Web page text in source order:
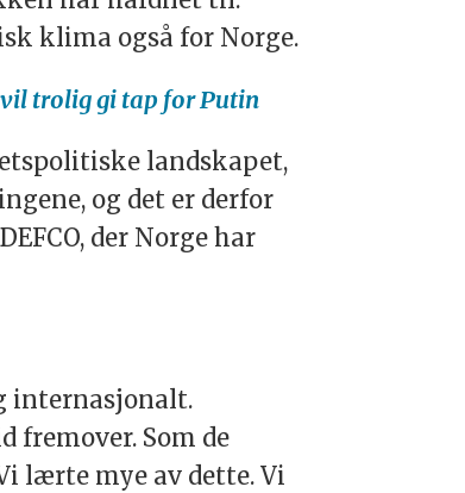
klima også for Norge.
trolig gi tap for Putin
landskapet,
og det er derfor
der Norge har
internasjonalt.
fremover. Som de
lærte mye av dette. Vi